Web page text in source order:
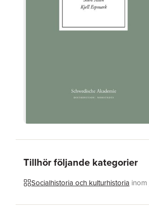
Tillhör följande kategorier
Socialhistoria och kulturhistoria inom